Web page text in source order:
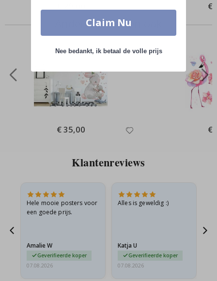
Price €
Anderen kochten ook
Special
Price
€ 35,00 €
Klantenreviews
Hele mooie posters voor
een goede prijs.
Amalie W
Geverifieerde koper
07.08.2026
Alles is geweldig :)
Katja U
Geverifieerde koper
07.08.2026
Claim Nu
Nee bedankt, ik betaal de volle prijs